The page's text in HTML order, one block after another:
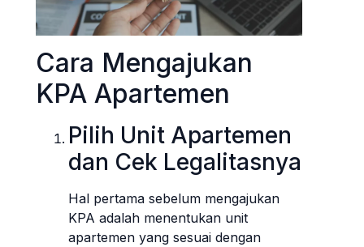
Cara Mengajukan
KPA Apartemen
Pilih Unit Apartemen
dan Cek Legalitasnya
Hal pertama sebelum mengajukan
KPA adalah menentukan unit
apartemen yang sesuai dengan